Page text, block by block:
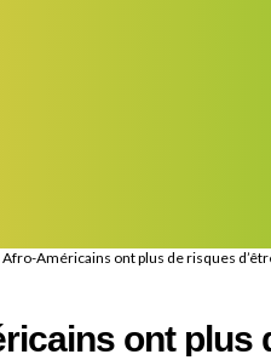
Américains ont plus de risques
ont plus